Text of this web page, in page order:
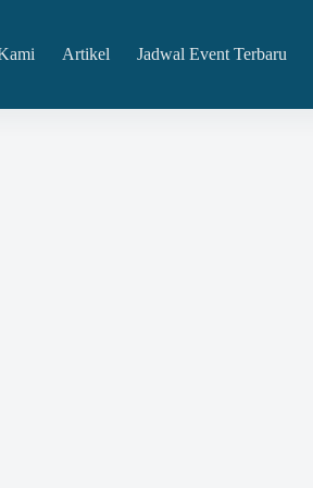
Artikel Jadwal Event Terbaru